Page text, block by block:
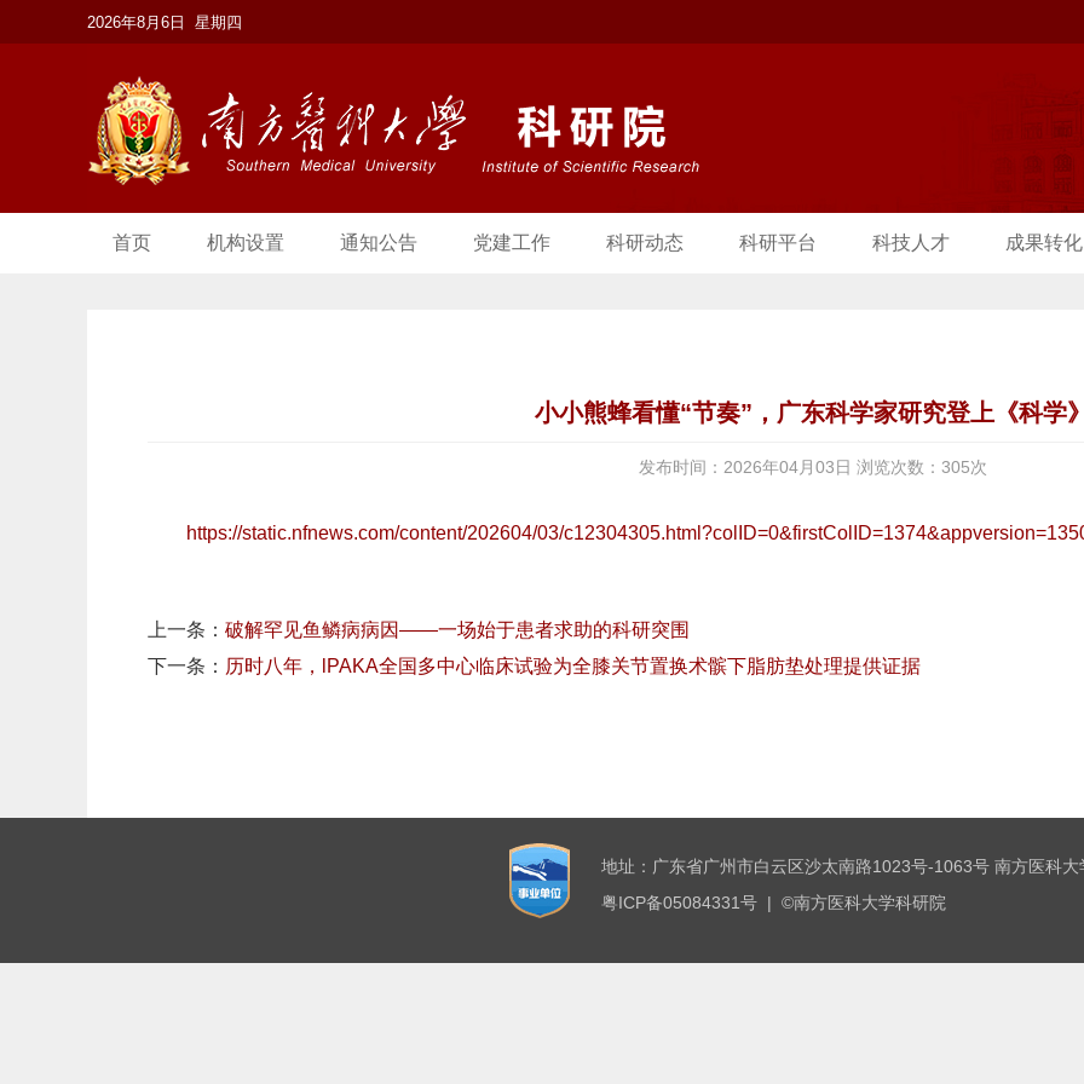
2026年8月6日 星期四
首页 机构设置 通知公告 党建工作 科研动态 科研平台 科技人才 成果转化
小小熊蜂看懂“节奏”，广东科学家研究登上《科学
发布时间：2026年04月03日 浏览次数： 305次
https://static.nfnews.com/content/202604/03/
上一条： 破解罕见鱼鳞病病因——一场始于患者求助的科研突围
下一条： 历时八年，lPAKA全国多中心临床试验为全膝关节置换术髌下脂肪垫处理提供证据
地址：广东省广州市白云区沙太南路1023号-1063号 南方医科大
粤ICP备05084331号 | ©南方医科大学科研院